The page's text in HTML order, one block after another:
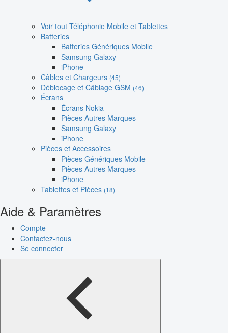
Voir tout Téléphonie Mobile et Tablettes
Batteries
Batteries Génériques Mobile
Samsung Galaxy
iPhone
Câbles et Chargeurs (45)
Déblocage et Câblage GSM (46)
Écrans
Écrans Nokia
Pièces Autres Marques
Samsung Galaxy
iPhone
Pièces et Accessoires
Pièces Génériques Mobile
Pièces Autres Marques
iPhone
Tablettes et Pièces (18)
Aide & Paramètres
Compte
Contactez-nous
Se connecter